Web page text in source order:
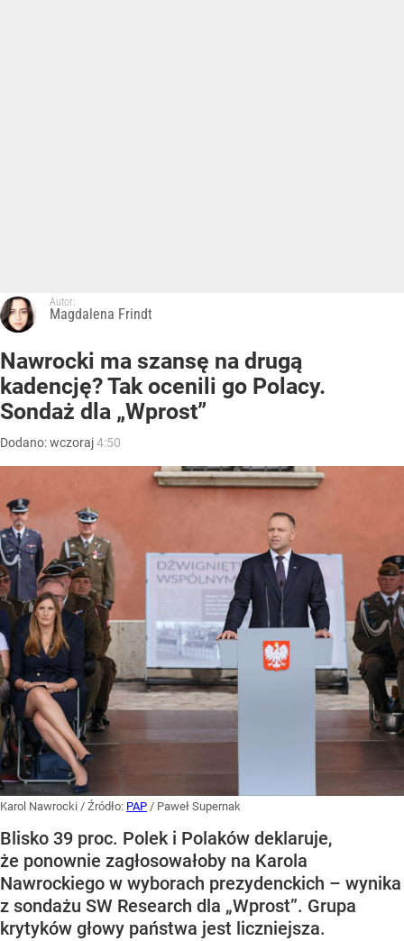
Autor:
Magdalena Frindt
Nawrocki ma szansę na drugą
kadencję? Tak ocenili go Polacy.
Sondaż dla „Wprost”
Dodano:wczoraj4:50
Karol Nawrocki / Źródło: PAP / Paweł Supernak
Blisko 39 proc. Polek i Polaków deklaruje,
że ponownie zagłosowałoby na Karola
Nawrockiego w wyborach prezydenckich – wynika
z sondażu SW Research dla „Wprost”. Grupa
krytyków głowy państwa jest liczniejsza.